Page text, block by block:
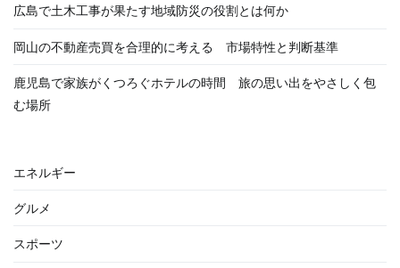
広島で土木工事が果たす地域防災の役割とは何か
岡山の不動産売買を合理的に考える 市場特性と判断基準
鹿児島で家族がくつろぐホテルの時間 旅の思い出をやさしく包
む場所
エネルギー
グルメ
スポーツ